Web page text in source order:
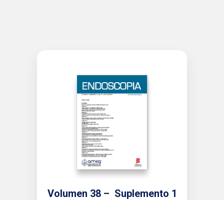
Volumen 38 – Suplemento 1